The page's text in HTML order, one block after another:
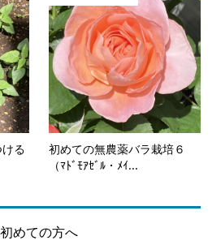
る
初めての無農薬バラ栽培６
（ﾏﾄﾞﾓｱｾﾞﾙ・ﾒｲ...
初めての方へ